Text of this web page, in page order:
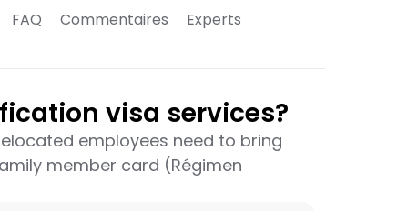
FAQ Commentaires
Experts
visa services?
employees need to bring
member card (Régimen